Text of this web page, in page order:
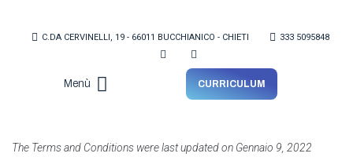
C.DA CERVINELLI, 19 - 66011 BUCCHIANICO - CHIETI 333 5095848
Menù CURRICULUM
The Terms and Conditions were last updated on Gennaio 9, 2022